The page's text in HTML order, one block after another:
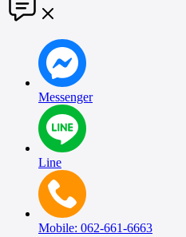
Messenger
Line
Mobile: 062-661-6663